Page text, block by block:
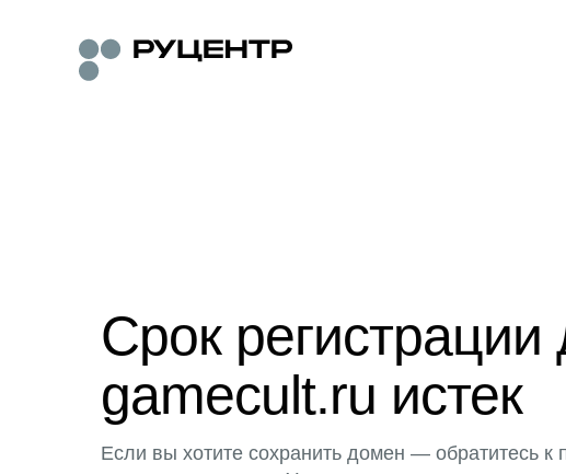
Срок
gamecult.ru истек
Если вы хотите сохранить домен — обратитесь к